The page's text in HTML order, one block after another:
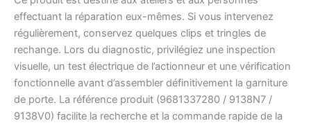
effectuant la réparation eux-mêmes. Si vous intervenez
régulièrement, conservez quelques clips et tringles de
rechange. Lors du diagnostic, privilégiez une inspection
visuelle, un test électrique de l’actionneur et une vérification
fonctionnelle avant d’assembler définitivement la garniture
de porte. La référence produit (9681337280 / 9138N7 /
9138V0) facilite la recherche et la commande rapide de la